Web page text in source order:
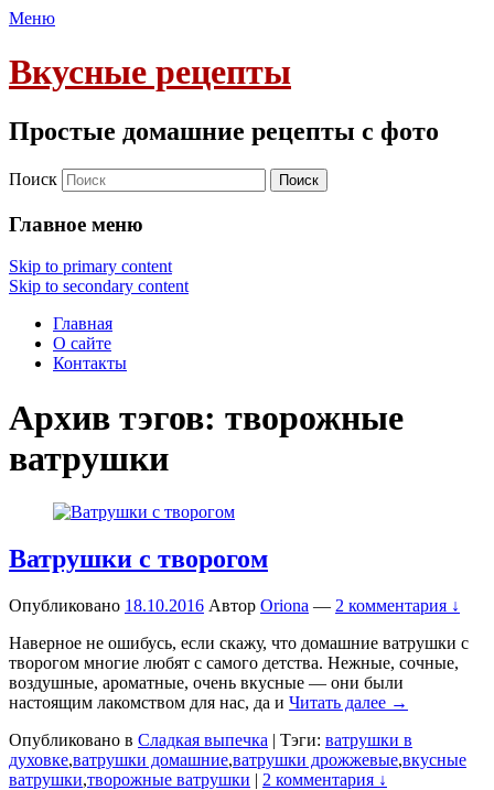
Меню
Вкусные рецепты
Простые домашние рецепты с фото
Поиск
Главное меню
Skip to primary content
Skip to secondary content
Главная
О сайте
Контакты
Архив тэгов: творожные
ватрушки
Ватрушки с творогом
Опубликовано 18.10.2016 Автор Oriona — 2 комментария ↓
Наверное не ошибусь, если скажу, что домашние ватрушки с
творогом многие любят с самого детства. Нежные, сочные,
воздушные, ароматные, очень вкусные — они были
настоящим лакомством для нас, да и Читать далее →
Опубликовано в Сладкая выпечка | Тэги: ватрушки в
духовке,ватрушки домашние,ватрушки дрожжевые,вкусные
ватрушки,творожные ватрушки | 2 комментария ↓